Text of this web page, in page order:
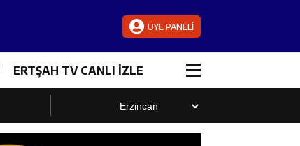
ÜYE PANELİ
ERTŞAH TV CANLI İZLE